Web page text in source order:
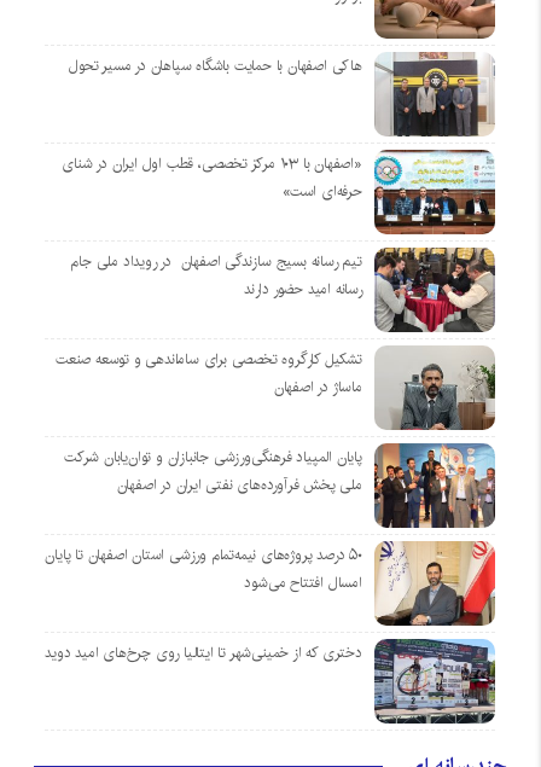
هاکی اصفهان با حمایت باشگاه سپاهان در مسیر تحول
«اصفهان با ۱۰۳ مرکز تخصصی، قطب اول ایران در شنای
حرفه‌ای است»
تیم رسانه بسیج سازندگی اصفهان در رویداد ملی جام
رسانه امید حضور دارند
تشکیل کارگروه تخصصی برای ساماندهی و توسعه صنعت
ماساژ در اصفهان
پایان المپیاد فرهنگی‌ورزشی جانبازان و توان‌یابان شرکت
ملی پخش فرآورده‌های نفتی ایران در اصفهان
۵۰ درصد پروژه‌های نیمه‌تمام ورزشی استان اصفهان تا پایان
امسال افتتاح می‌شود
دختری که از خمینی‌شهر تا ایتالیا روی چرخ‌های امید دوید